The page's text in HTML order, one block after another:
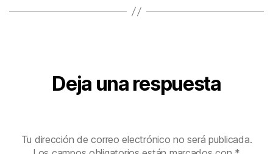
Deja una respuesta
Tu dirección de correo electrónico no será publicada.